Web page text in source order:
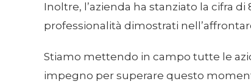
Inoltre, l’azienda ha stanziato la cifra
professionalità dimostrati
Stiamo mettendo in campo tutte le
impegno per superare questo